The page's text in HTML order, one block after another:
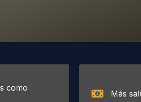
como
Más